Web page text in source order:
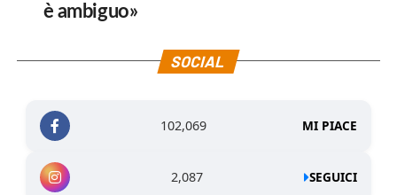
è ambiguo»
SOCIAL
102,069 MI PIACE
2,087 SEGUICI